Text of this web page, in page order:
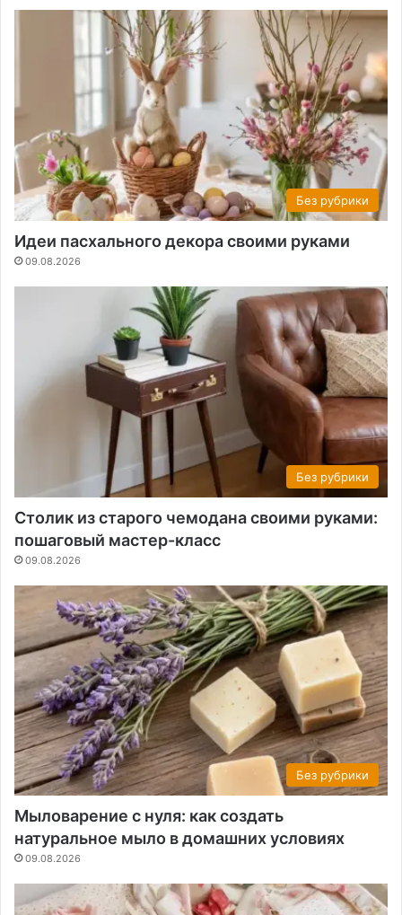
Без рубрики
Идеи пасхального декора своими руками
09.08.2026
Без рубрики
Столик из старого чемодана своими руками:
пошаговый мастер-класс
09.08.2026
Без рубрики
Мыловарение с нуля: как создать
натуральное мыло в домашних условиях
09.08.2026